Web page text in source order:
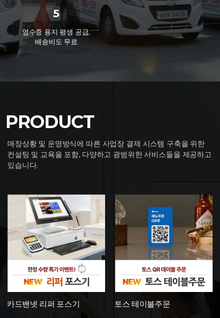
5
영수증 용지 평생 공급,
배송비도 무료
PRODUCT
매장상황 및 운영방식에 따른 사업장 결제 시스템 구축을 위한
컨설팅 및 교육을 포함, 다양하고 광범위한 서비스들을 제공하고
있습니다.
카드밴넷 리퍼 포스기 토스 테이블주문